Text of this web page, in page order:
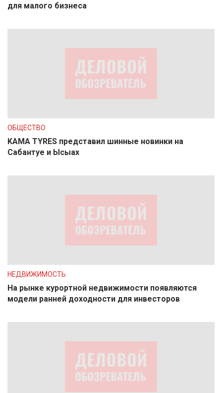
для малого бизнеса
ОБЩЕСТВО
KAMA TYRES представил шинные новинки на
Сабантуе и Ысыах
НЕДВИЖИМОСТЬ
На рынке курортной недвижимости появляются
модели ранней доходности для инвесторов